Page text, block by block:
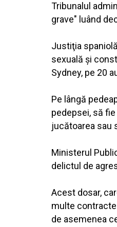
Tribunalul
grave" luând
Justiţia
sexuală şi
Sydney, pe 20
Pe lângă
pedepsei, să
jucătoarea sau
Ministerul
delictul de
Acest dosar,
multe contracte
de asemenea